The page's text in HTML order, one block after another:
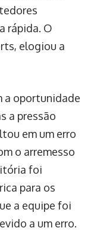
rápida. O
elogiou a
a oportunidade
a pressão
em um erro
o arremesso
foi
para os
a equipe foi
a um erro.